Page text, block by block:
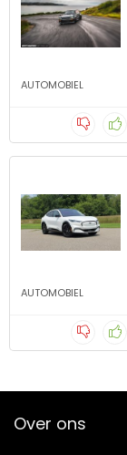
AUTOMOBIEL
AUTOMOBIEL
Over ons